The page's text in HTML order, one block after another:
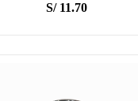
S/11.70